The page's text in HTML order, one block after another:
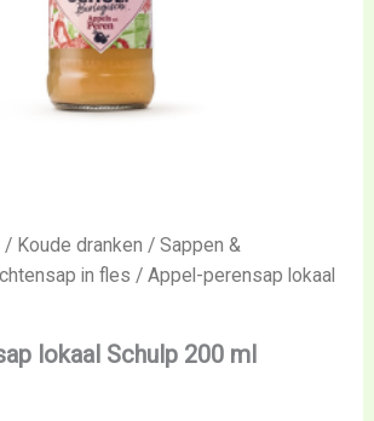
/ Koude dranken /Sappen &
in fles / Appel-perensap lokaal
lokaal Schulp 200 ml